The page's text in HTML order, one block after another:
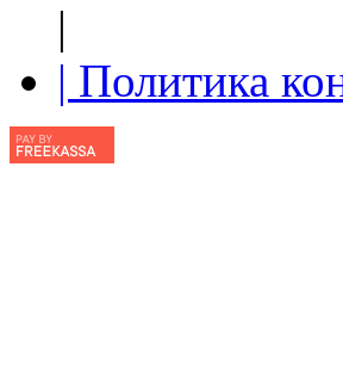
|
| Политика